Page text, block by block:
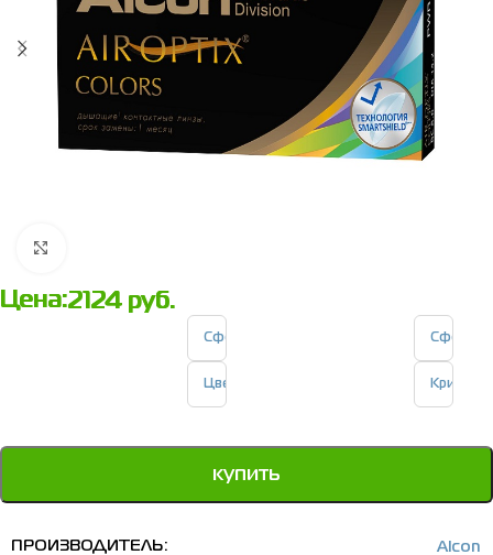
Цена:2124 руб.
купить
ПРОИЗВОДИТЕЛЬ Alcon